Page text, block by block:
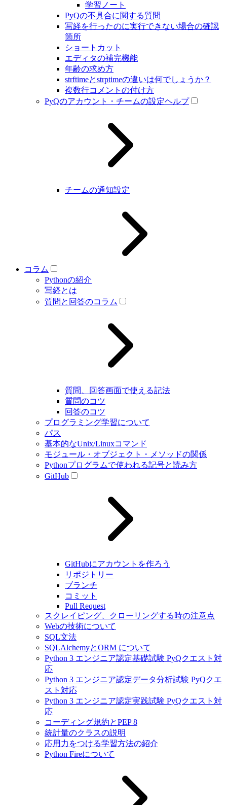
学習ノート
PyQの不具合に関する質問
写経を行ったのに実行できない場合の確認
箇所
ショートカット
エディタの補完機能
年齢の求め方
strftimeとstrptimeの違いは何でしょうか？
複数行コメントの付け方
PyQのアカウント・チームの設定ヘルプ
チームの通知設定
コラム
Pythonの紹介
写経とは
質問と回答のコラム
質問、回答画面で使える記法
質問のコツ
回答のコツ
プログラミング学習について
パス
基本的なUnix/Linuxコマンド
モジュール・オブジェクト・メソッドの関係
Pythonプログラムで使われる記号と読み方
GitHub
GitHubにアカウントを作ろう
リポジトリー
ブランチ
コミット
Pull Request
スクレイピング、クローリングする時の注意点
Webの技術について
SQL文法
SQLAlchemyとORM について
Python 3 エンジニア認定基礎試験 PyQクエスト対
応
Python 3 エンジニア認定データ分析試験 PyQクエ
スト対応
Python 3 エンジニア認定実践試験 PyQクエスト対
応
コーディング規約とPEP 8
統計量のクラスの説明
応用力をつける学習方法の紹介
Python Fireについて